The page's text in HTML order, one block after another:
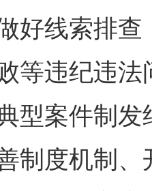
好线索排
等违纪违
型案件制
制度机制